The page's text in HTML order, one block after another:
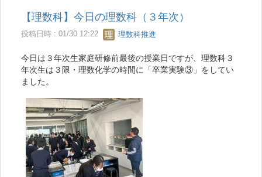
【理数科】今日の理数科（３年次）
投稿日時 : 01/30 12:22 理数科推進
今日は３年次生家庭研修前最後の授業日ですが、理数科３
年次生は３限・理数化学の時間に「卒業実験③」をしてい
ました。